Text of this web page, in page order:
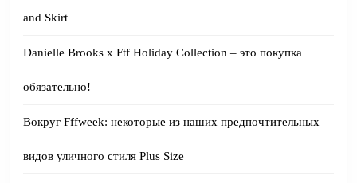
and Skirt
Danielle Brooks x Ftf Holiday Collection – это покупка
обязательно!
Вокруг Fffweek: некоторые из наших предпочтительных
видов уличного стиля Plus Size